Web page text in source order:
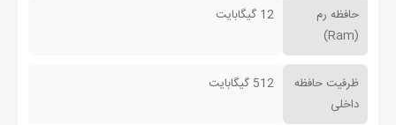
حافظه رم
(Ram)
12 گیگابایت
ظرفیت حافظه
داخلی
512 گیگابایت